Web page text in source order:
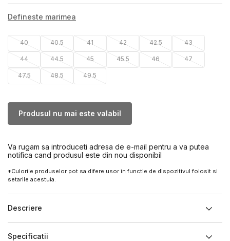
Defineste marimea
40 40.5 41 42 42.5 43
44 44.5 45 45.5 46 47
47.5 48.5 49.5
Produsul nu mai este valabil
Va rugam sa introduceti adresa de e-mail pentru a va putea
notifica cand produsul este din nou disponibil
*Culorile produselor pot sa difere usor in functie de dispozitivul folosit si
setarile acestuia.
Descriere
Specificatii